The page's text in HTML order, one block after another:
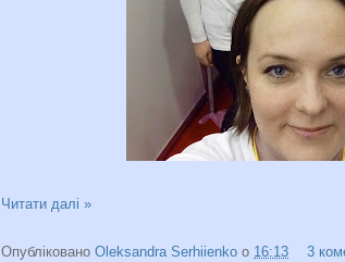
Читати далі »
Опубліковано Oleksandra Serhiienko о 16:13
3